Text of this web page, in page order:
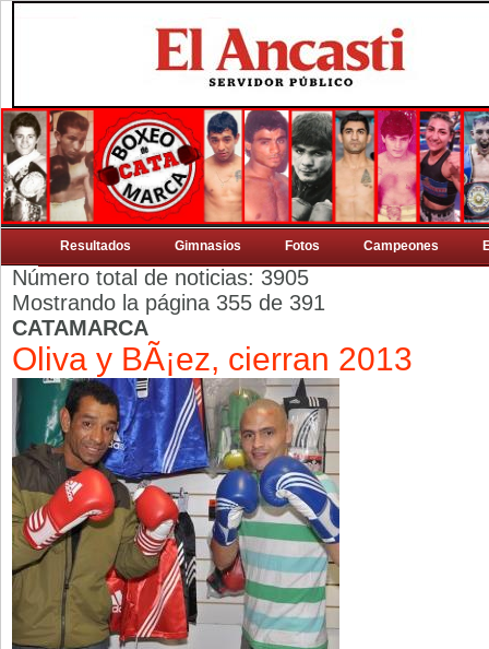
Resultados Gimnasios Fotos Campeones
Número total de noticias: 3905
Mostrando la página 355 de 391
CATAMARCA
Oliva y BÃ¡ez, cierran 2013